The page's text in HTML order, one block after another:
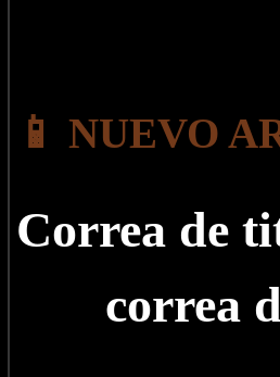
📱 NUEVO
Correa de
correa